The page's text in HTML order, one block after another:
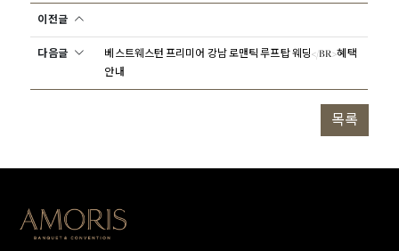
이전글
다음글
베스트웨스턴 프리미어 강남 로맨틱 루프탑 웨딩</BR>혜택
안내
목록